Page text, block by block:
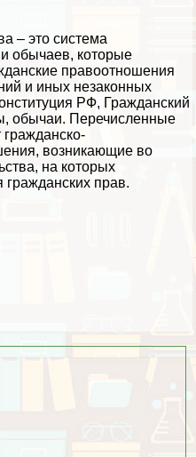
– это система
обычаев, которые
правоотношения
и иных незаконных
РФ, Гражданский
обычаи. Перечисленные
возникающие во
на которых
прав.